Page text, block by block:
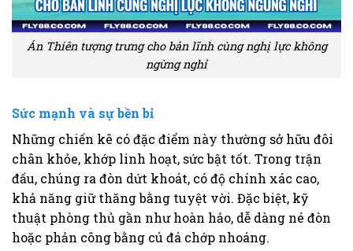
Án Thiên tượng trưng cho bản lĩnh cùng nghị lực không
ngừng nghỉ
Sức mạnh và sự bền bỉ
Những chiến kê có đặc điểm này thường sở hữu đôi
chân khỏe, khớp linh hoạt, sức bật tốt. Trong trận
đấu, chúng ra đòn dứt khoát, có độ chính xác cao,
khả năng giữ thăng bằng tuyệt vời. Đặc biệt, kỹ
thuật phòng thủ gần như hoàn hảo, dễ dàng né đòn
hoặc phản công bằng cú đá chớp nhoáng.